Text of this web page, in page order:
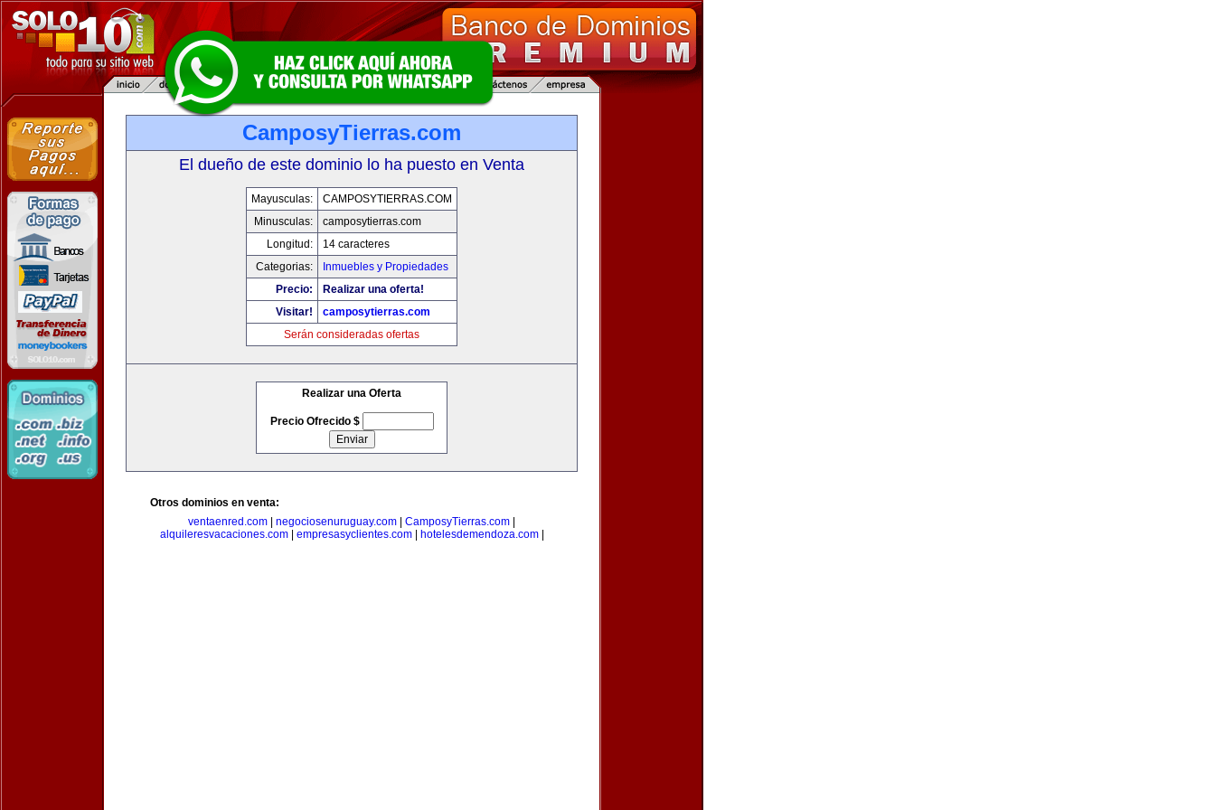
CamposyTierras.com
El dueño de este dominio lo ha puesto en Venta
Mayusculas:
CAMPOSYTIERRAS.COM
Minusculas:
camposytierras.com
Longitud:
14 caracteres
Categorias:
Inmuebles y Propiedades
Precio:
Realizar una oferta!
Visitar!
camposytierras.com
Serán consideradas ofertas
Realizar una Oferta
Precio Ofrecido $
Otros dominios en venta:
ventaenred.com
negociosenuruguay.com CamposyTierras.com
alquileresvacaciones.com| empresasyclientes.com| hotelesdemendoza.com|